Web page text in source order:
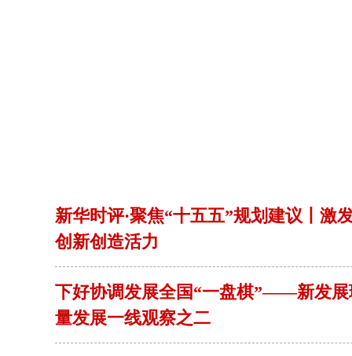
新华时评·聚焦“十五五”规划建议丨激
创新创造活力
下好协调发展全国“一盘棋”——新发展
量发展一线观察之二